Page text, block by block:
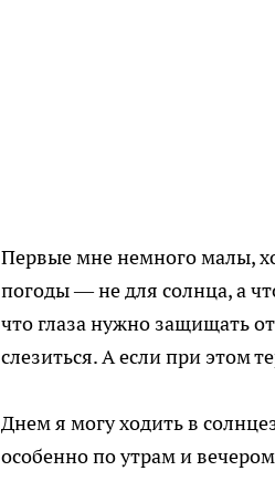
Первые мне немного малы,
погоды — не для солнца, а
что глаза нужно защищать
слезиться. А если при этом
Днем я могу ходить в
особенно по утрам и